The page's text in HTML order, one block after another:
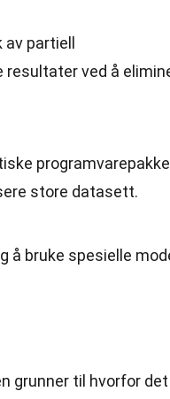
partiell
resultater ved å
store datasett.
å bruke spesielle
grunner til hvorfor